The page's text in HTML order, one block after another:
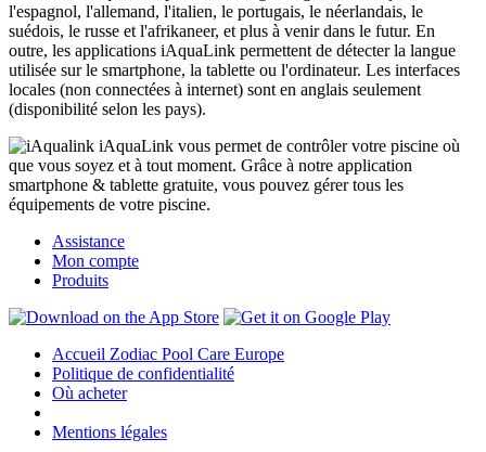
l'espagnol, l'allemand, l'italien, le portugais, le néerlandais, le
suédois, le russe et l'afrikaneer, et plus à venir dans le futur. En
outre, les applications iAquaLink permettent de détecter la langue
utilisée sur le smartphone, la tablette ou l'ordinateur. Les interfaces
locales (non connectées à internet) sont en anglais seulement
(disponibilité selon les pays).
iAquaLink vous permet de contrôler votre piscine où
que vous soyez et à tout moment. Grâce à notre application
smartphone & tablette gratuite, vous pouvez gérer tous les
équipements de votre piscine.
Assistance
Mon compte
Produits
Accueil Zodiac Pool Care Europe
Politique de confidentialité
Où acheter
Mentions légales